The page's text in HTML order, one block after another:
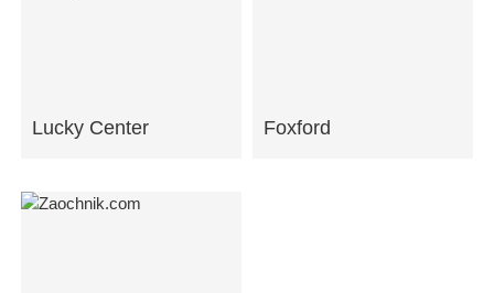
Lucky Center Foxford